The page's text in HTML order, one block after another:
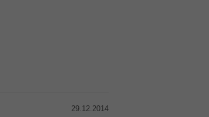
29.12.2014